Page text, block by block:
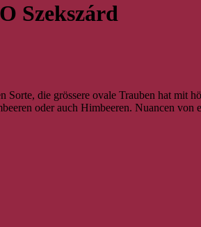
Szekszárd
die grössere ovale Trauben hat mit
oder auch Himbeeren. Nuancen von